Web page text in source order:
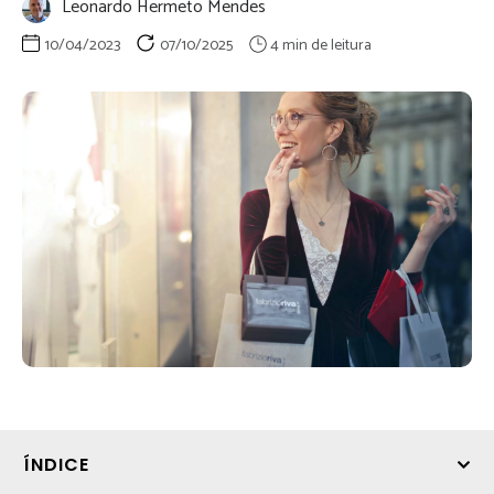
Leonardo Hermeto Mendes
10/04/2023 07/10/2025
ÍNDICE